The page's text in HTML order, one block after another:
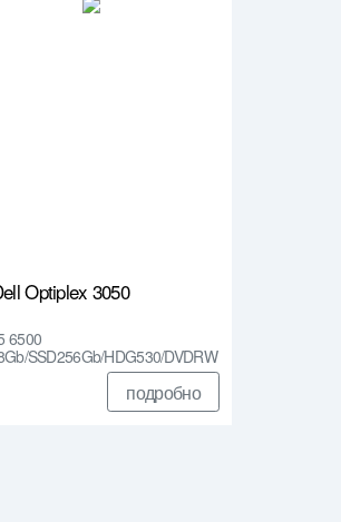
Optiplex 3050
6500
SSD256Gb/HDG530/DVDRW
подробно